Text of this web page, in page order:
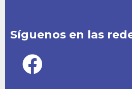
Síguenos en las